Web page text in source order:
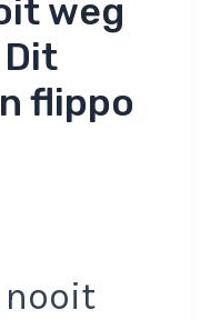
weg
flippo
nooit